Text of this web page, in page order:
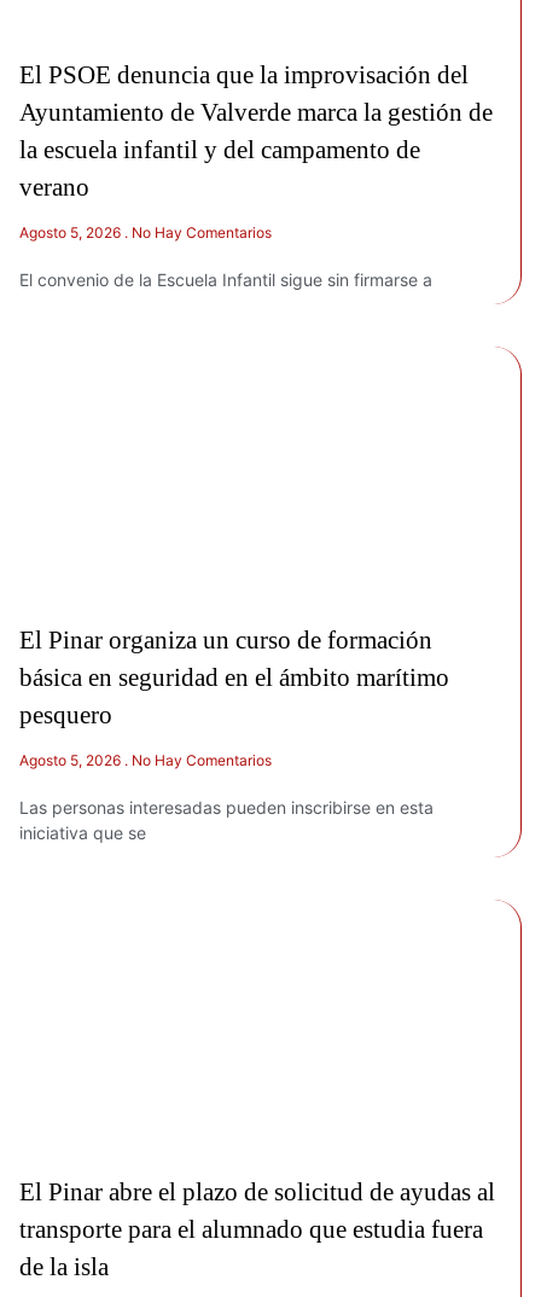
El PSOE denuncia que la improvisación del
Ayuntamiento de Valverde marca la gestión de
la escuela infantil y del campamento de
verano
Agosto 5, 2026 No Hay Comentarios
El convenio de la Escuela Infantil sigue sin firmarse a
El Pinar organiza un curso de formación
básica en seguridad en el ámbito marítimo
pesquero
Agosto 5, 2026 No Hay Comentarios
Las personas interesadas pueden inscribirse en esta
iniciativa que se
El Pinar abre el plazo de solicitud de ayudas al
transporte para el alumnado que estudia fuera
de la isla